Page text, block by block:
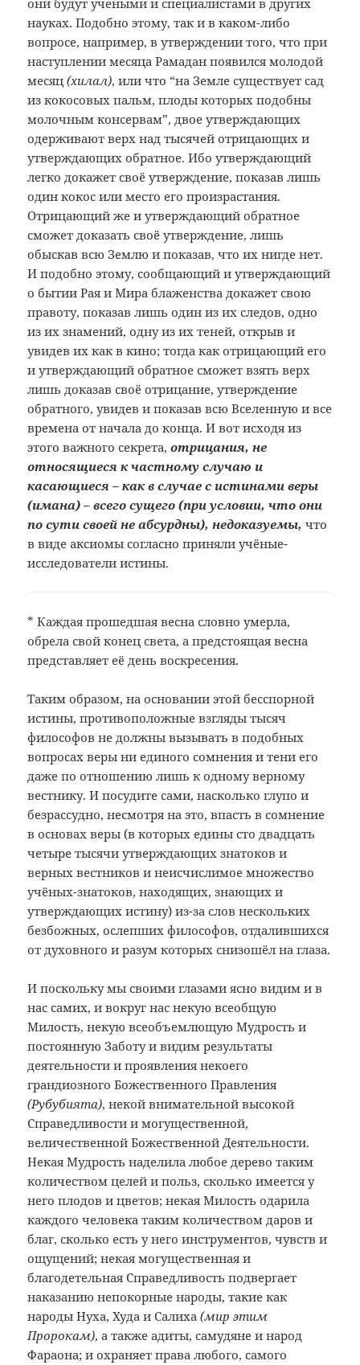
они будут учеными и специалистами в других
науках. Подобно этому, так и в каком-либо
вопросе, например, в утверждении того, что при
наступлении месяца Рамадан появился молодой
месяц(хилал), или что “на Земле существует сад
из кокосовых пальм, плоды которых подобны
молочным консервам”, двое утверждающих
одерживают верх над тысячей отрицающих и
утверждающих обратное. Ибо утверждающий
легко докажет своё утверждение, показав лишь
один кокос или место его произрастания.
Отрицающий же и утверждающий обратное
сможет доказать своё утверждение, лишь
обыскав всю Землю и показав, что их нигде нет.
И подобно этому, сообщающий и утверждающий
о бытии Рая и Мира блаженства докажет свою
правоту, показав лишь один из их следов, одно
из их знамений, одну из их теней, открыв и
увидев их как в кино; тогда как отрицающий его
и утверждающий обратное сможет взять верх
лишь доказав своё отрицание, утверждение
обратного, увидев и показав всю Вселенную и все
времена от начала до конца. И вот исходя из
этого важного секрета,отрицания, не
относящиеся к частному случаю и
касающиеся – как в случае с истинами веры
(имана) – всего сущего (при условии, что они
по сути своей не абсурдны), недоказуемы, что
в виде аксиомы согласно приняли учёные-
исследователи истины.
* Каждаяпрошедшая весна словно умерла,
обреласвой конец света, а предстоящая весна
представляет её день воскресения.
Таким образом, на основании этой бесспорной
истины, противоположные взгляды тысяч
философов не должны вызывать в подобных
вопросах веры ни единого сомнения и тени его
даже по отношению лишь к одному верному
вестнику. И посудите сами, насколько глупо и
безрассудно, несмотря на это, впасть в сомнение
в основах веры (в которых едины сто двадцать
четыре тысячи утверждающих знатоков и
верных вестников и неисчислимое множество
учёных-знатоков, находящих, знающих и
утверждающих истину) из-за слов нескольких
безбожных, ослепших философов, отдалившихся
от духовного и разум которых снизошёл на глаза.
И поскольку мы своими глазами ясно видим и в
нас самих, и вокруг нас некую всеобщую
Милость, некую всеобъемлющую Мудрость и
постоянную Заботу и видим результаты
деятельности и проявления некоего
грандиозного Божественного Правления
(Рубубията), некой внимательной высокой
Справедливости и могущественной,
величественной Божественной Деятельности.
Некая Мудрость наделила любое дерево таким
количеством целей и польз, сколько имеется у
него плодов и цветов; некая Милость одарила
каждого человека таким количеством даров и
благ, сколько есть у него инструментов, чувств и
ощущений; некая могущественная и
благодетельная Справедливость подвергает
наказанию непокорные народы, такие как
народы Нуха, Худа и Салиха(мир этим
Пророкам), а также адиты, самудяне и народ
Фараона; и охраняет права любого, самого